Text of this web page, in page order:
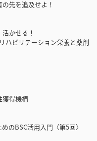
先を追及せよ！
かせる！
ハビリテーション栄養と薬剤
獲得機構
のBSC活用入門〈第5回〉